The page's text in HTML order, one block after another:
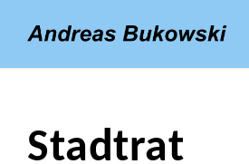
Stadtrat